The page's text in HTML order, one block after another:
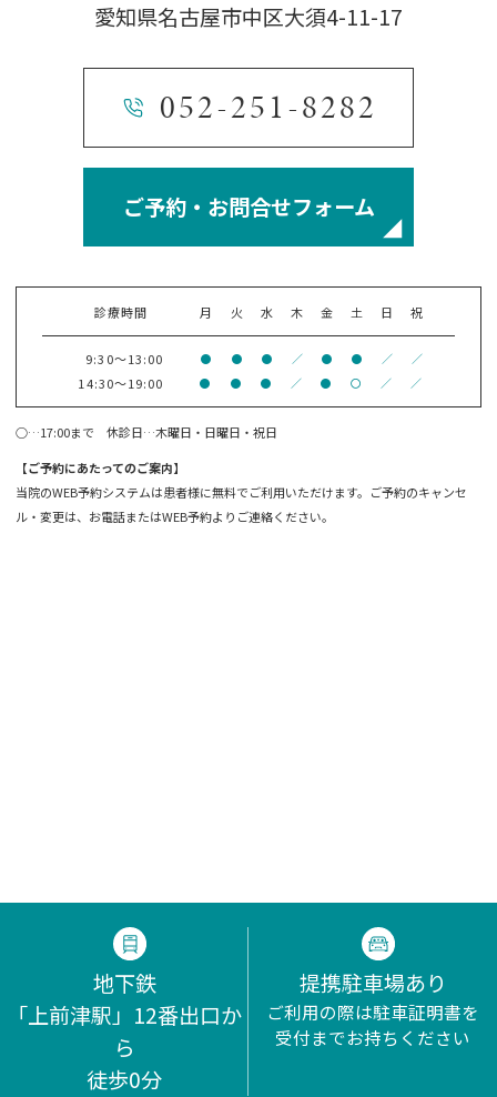
愛知県名古屋市中区大須4-11-17
052-251-8282
ご予約・お問合せフォーム
診療時間 月 火 水 木 金 土 日 祝
9:30～13:00 ● ● ● ／ ● ● ／ ／
14:30～19:00 ● ● ● ／ ● 〇 ／ ／
○…17:00まで 休診日…木曜日・日曜日・祝日
【ご予約にあたってのご案内】
当院のWEB予約システムは患者様に無料でご利用いただけます。ご予約のキャンセ
ル・変更は、お電話またはWEB予約よりご連絡ください。
地下鉄
「上前津駅」12番出口か
ら
徒歩0分
提携駐車場あり
ご利用の際は駐車証明書を
受付までお持ちください